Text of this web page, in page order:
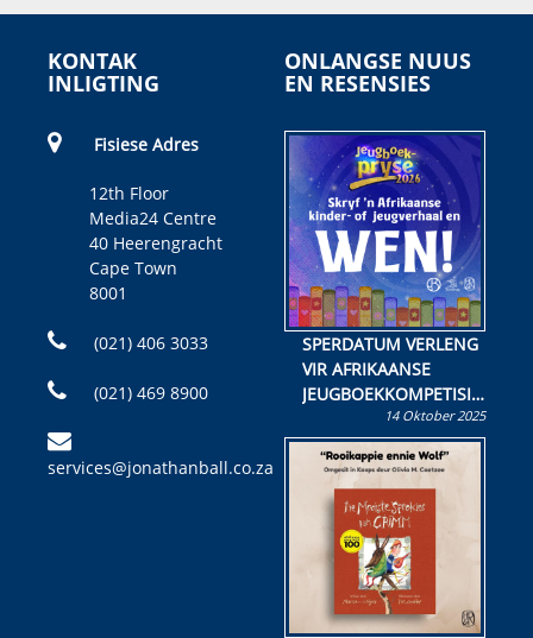
KONTAK
INLIGTING
Fisiese Adres
12th Floor
Media24 Centre
40 Heerengracht
Cape Town
8001
(021) 406 3033
(021) 469 8900
services@jonathanball.co.za
ONLANGSE NUUS
EN RESENSIES
SPERDATUM VERLENG
VIR AFRIKAANSE
JEUGBOEKKOMPETISIE
Skryf ’n jeugboek of
kinderboek en staan ’n
kans om R50 000 te
wen!
14 Oktober 2025